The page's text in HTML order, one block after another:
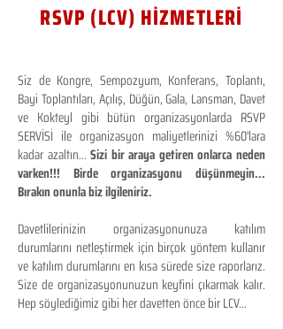
RSVP (LCV) HİZMETLERİ
Siz de Kongre, Sempozyum, Konferans, Toplantı,
Bayi Toplantıları, Açılış, Düğün, Gala, Lansman, Davet
ve Kokteyl gibi bütün organizasyonlarda RSVP
SERVİSİ ile organizasyon maliyetlerinizi %60'lara
kadar azaltın...Sizi bir araya getiren onlarca neden
varken!!! Birde organizasyonu düşünmeyin...
Bırakın onunla biz ilgileniriz.
Davetlilerinizin organizasyonunuza katılım
durumlarını netleştirmek için birçok yöntem kullanır
ve katılım durumlarını en kısa sürede size raporlarız.
Size de organizasyonunuzun keyfini çıkarmak kalır.
Hep söylediğimiz gibi her davetten önce bir LCV...